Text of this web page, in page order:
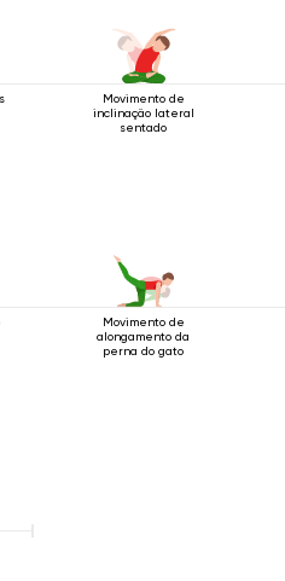
Movimento de
inclinação lateral
sentado
Movimento de
alongamento da
perna do gato